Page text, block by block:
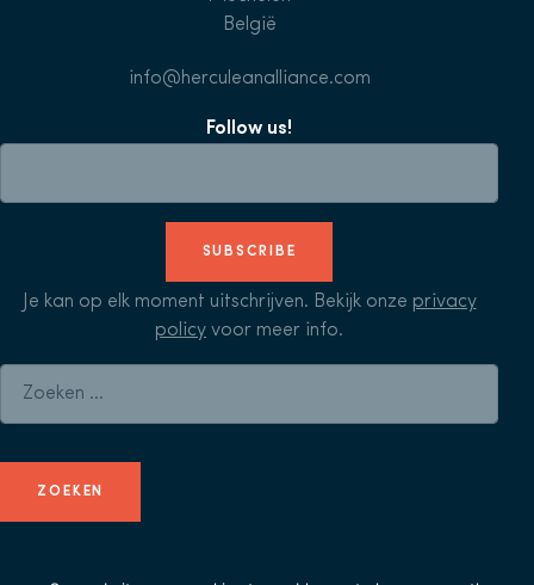
België
info@herculeanalliance.com
Follow us!
SUBSCRIBE
Je kan op elk moment uitschrijven. Bekijk onze privacy
policy voor meer info.